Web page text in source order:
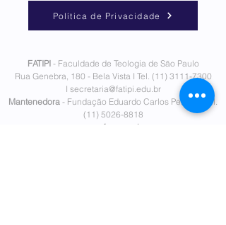
Política de Privacidade
FATIPI - Faculdade de Teologia de São Paulo
Rua Genebra, 180 - Bela Vista I Tel. (11) 3111-7300
I secretaria@fatipi.edu.br
Mantenedora - Fundação Eduardo Carlos Pereira I
Tel.
(11) 5026-8818
www.fecp.org.br